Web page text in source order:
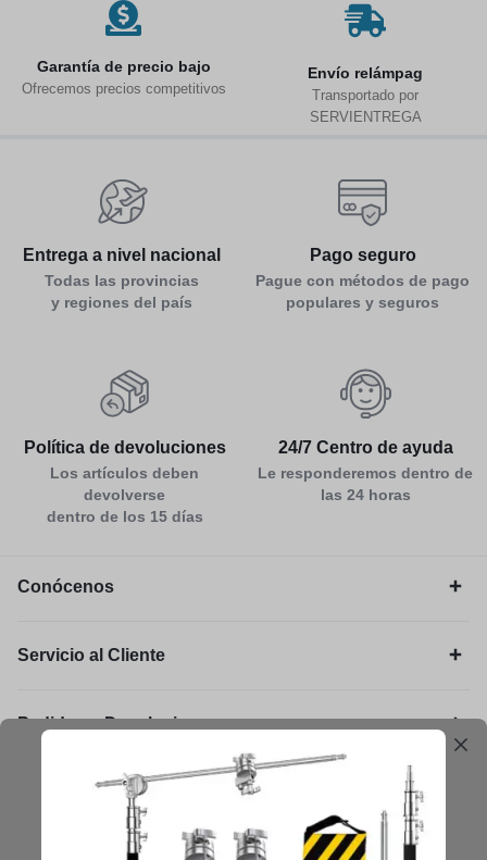
Garantía de precio bajo
Ofrecemos precios competitivos
Envío relámpag
Transportado por
SERVIENTREGA
Entrega a nivel nacional
Todas las provincias
y regiones del país
Pago seguro
Pague con métodos de pago
populares y seguros
Política de devoluciones
Los artículos deben
devolverse
dentro de los 15 días
24/7 Centro de ayuda
Le responderemos dentro de
las 24 horas
Conócenos
Servicio al Cliente
Pedidos y Devoluciones